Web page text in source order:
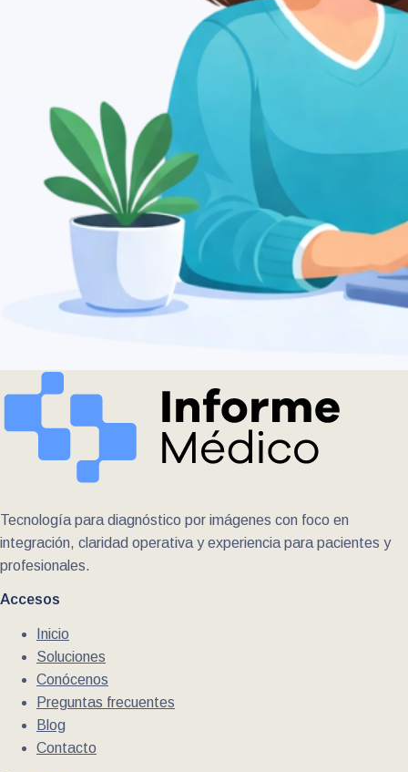
Tecnología para diagnóstico por imágenes con foco en
integración, claridad operativa y experiencia para pacientes y
profesionales.
Accesos
Inicio
Soluciones
Conócenos
Preguntas frecuentes
Blog
Contacto